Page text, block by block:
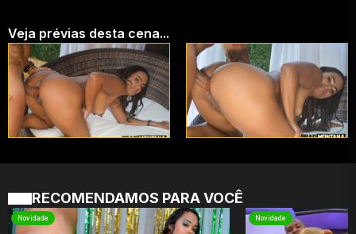
Veja prévias desta cena...
RECOMENDAMOS PARA VOCÊ
Novidade Novidade